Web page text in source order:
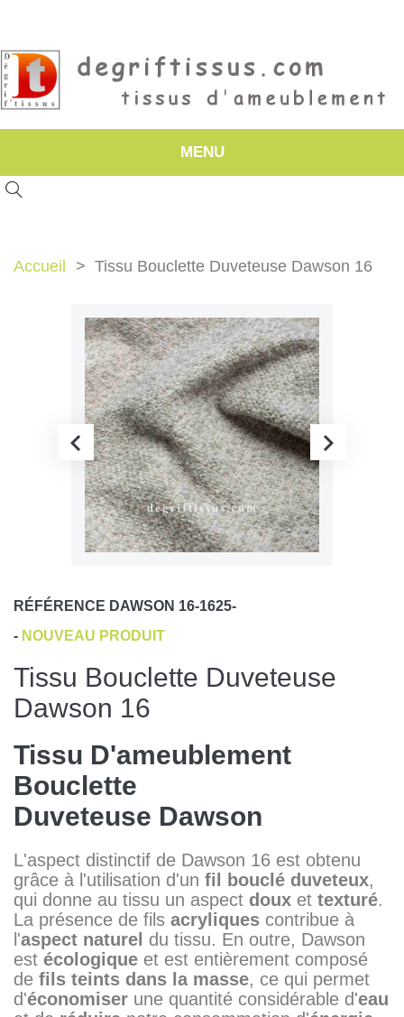
MENU
Accueil Tissu Bouclette Duveteuse Dawson 16
RÉFÉRENCE DAWSON 16-1625-
- NOUVEAU PRODUIT
Tissu Bouclette Duveteuse
Dawson 16
Tissu D'ameublement
Bouclette
Duveteuse Dawson
L'aspect distinctif de Dawson 16 est obtenu
grâce à l'utilisation d'un fil bouclé duveteux,
qui donne au tissu un aspect doux et texturé.
La présence de fils acryliques contribue à
l'aspect naturel du tissu. En outre, Dawson
est écologique et est entièrement composé
de fils teints dans la masse, ce qui permet
d'économiser une quantité considérable d'eau